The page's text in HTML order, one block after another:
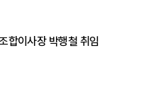
합이사장 박행철 취임